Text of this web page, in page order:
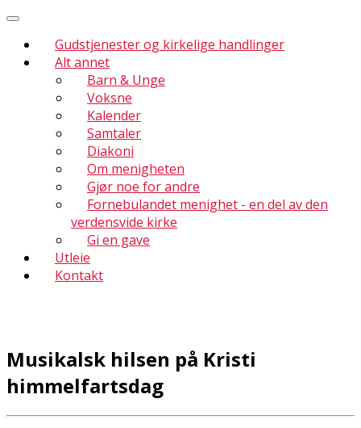
Gudstjenester og kirkelige handlinger
Alt annet
Barn & Unge
Voksne
Kalender
Samtaler
Diakoni
Om menigheten
Gjør noe for andre
Fornebulandet menighet - en del av den
verdensvide kirke
Gi en gave
Utleie
Kontakt
Musikalsk hilsen på Kristi
himmelfartsdag